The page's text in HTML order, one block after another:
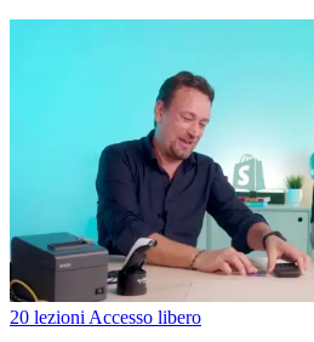
20 lezioni Accesso libero